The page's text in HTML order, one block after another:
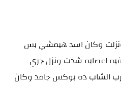
وكان اسد هيمشي بس
اعصابه شدت ونزل جري
الشاب ده بوكس جامد وكان